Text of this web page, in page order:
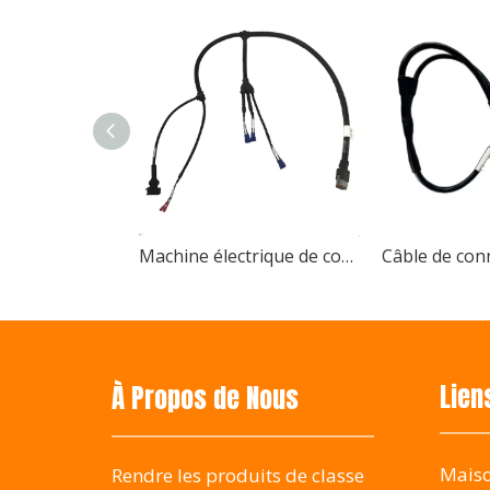
Bshine La société participe au Salon
Machine électrique de contrôle industriel électronique, fabricant automatique d'assemblage de câbles à sertir pour ordinateur
À Propos de Nous
Rendre les produits de classe